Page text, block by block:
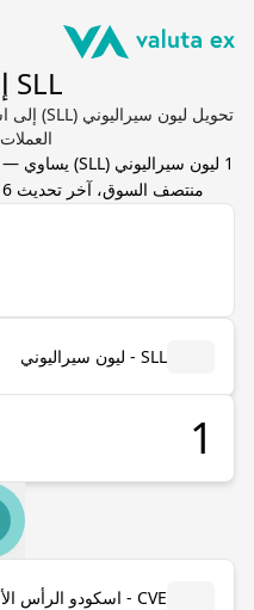
SLL إلى CVE
العملات Valuta EX
1 ليون سيراليوني (
SLL) يساوي —
منتصف السوق، آخر تحديث 6 أغسطس 2026 في 4:50 م UTC
SLL - ليون سيراليوني
CVE - اسكودو الرأس الأخضر